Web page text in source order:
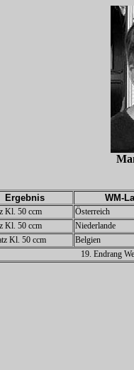
Ergebnis WM-
Kl. 50 ccm
Österreich
Kl. 50 ccm
Niederlande
Kl. 50 ccm
Belgien
19. Endrang